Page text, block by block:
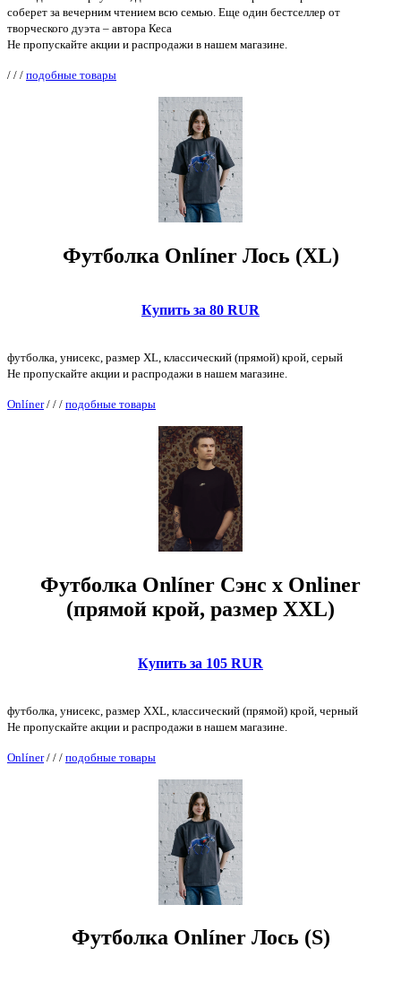
соберет за вечерним чтением всю семью. Еще один бестселлер от
творческого дуэта – автора Кеса
Не пропускайте акции и распродажи в нашем магазине.
/ / / подобные товары
Футболка Onlíner Лось (XL)
Купить за 80 RUR
футболка, унисекс, размер XL, классический (прямой) крой, серый
Не пропускайте акции и распродажи в нашем магазине.
Onlíner/ / / подобные товары
Футболка Onlíner Сэнс x Onliner
(прямой крой, размер XXL)
Купить за 105 RUR
футболка, унисекс, размер XXL, классический (прямой) крой, черный
Не пропускайте акции и распродажи в нашем магазине.
Onlíner/ / / подобные товары
Футболка Onlíner Лось (S)